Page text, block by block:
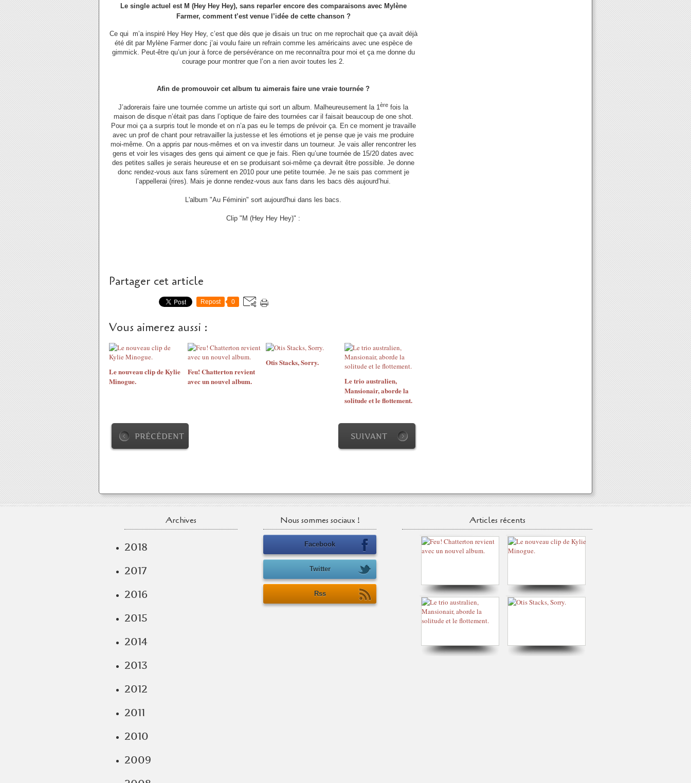
Le single actuel est M (Hey Hey Hey), sans reparler encore des comparaisons avec Mylène
Farmer, comment t’est venue l’idée de cette chanson ?
Ce qui m’a inspiré Hey Hey Hey, c’est que dès que je disais un truc on me reprochait que ça avait déjà
été dit par Mylène Farmer donc j’ai voulu faire un refrain comme les américains avec une espèce de
gimmick. Peut-être qu’un jour à force de persévérance on me reconnaîtra pour moi et ça me donne du
courage pour montrer que l’on a rien avoir toutes les 2.
Afin de promouvoir cet album tu aimerais faire une vraie tournée ?
J’adorerais faire une tournée comme un artiste qui sort un album. Malheureusement la 1 ère fois la
maison de disque n’était pas dans l’optique de faire des tournées car il faisait beaucoup de one shot.
Pour moi ça a surpris tout le monde et on n’a pas eu le temps de prévoir ça. En ce moment je travaille
avec un prof de chant pour retravailler la justesse et les émotions et je pense que je vais me produire
moi-même. On a appris par nous-mêmes et on va investir dans un tourneur. Je vais aller rencontrer les
gens et voir les visages des gens qui aiment ce que je fais. Rien qu’une tournée de 15/20 dates avec
des petites salles je serais heureuse et en se produisant soi-même ça devrait être possible. Je donne
donc rendez-vous aux fans sûrement en 2010 pour une petite tournée. Je ne sais pas comment je
l’appellerai (rires). Mais je donne rendez-vous aux fans dans les bacs dès aujourd’hui.
L'album "Au Féminin" sort aujourd'hui dans les bacs.
Clip "M (Hey Hey Hey)" :
Partager cet article
Repost 0
Vous aimerez aussi :
Le nouveau clip de Kylie
Minogue.
Feu! Chatterton revient
avec un nouvel album.
Otis Stacks, Sorry.
Le trio australien,
Mansionair, aborde la
solitude et le flottement.
PRÉCÉDENT SUIVANT
Archives
2018
2017
2016
2015
2014
2013
2012
2011
2010
2009
Nous sommes sociaux !
Facebook
Twitter
Rss
Articles récents